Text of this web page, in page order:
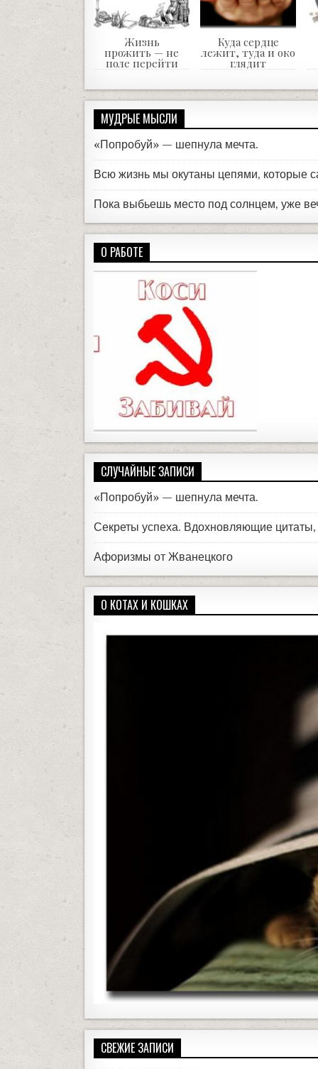
Жизнь
прожить — не
поле перейти
Куда сердце
лежит, туда и око
глядит
МУДРЫЕ МЫСЛИ
«Попробуй» — шепнула мечта.
Всю жизнь мы окутаны цепями, которые
Пока выбьешь место под солнцем, уже
О РАБОТЕ
СЛУЧАЙНЫЕ ЗАПИСИ
«Попробуй» — шепнула мечта.
Секреты успеха. Вдохновляющие
Афоризмы от Жванецкого
О КОТАХ И КОШКАХ
СВЕЖИЕ ЗАПИСИ